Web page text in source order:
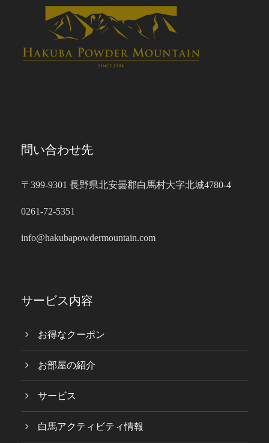
問い合わせ先
〒399-9301 長野県北安曇郡白馬村大字北城4780-4
0261-72-5351
info@hakubapowdermountain.com
サービス内容
お得なクーポン
お部屋の紹介
サービス
白馬アクティビティ情報